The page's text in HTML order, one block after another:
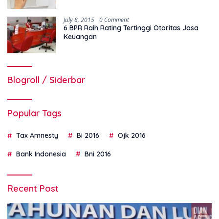
July 8, 2015 0 Comment
6 BPR Raih Rating Tertinggi Otoritas Jasa
Keuangan
Blogroll / Siderbar
Popular Tags
Tax Amnesty Bi 2016 Ojk 2016
Bank Indonesia Bni 2016
Recent Post